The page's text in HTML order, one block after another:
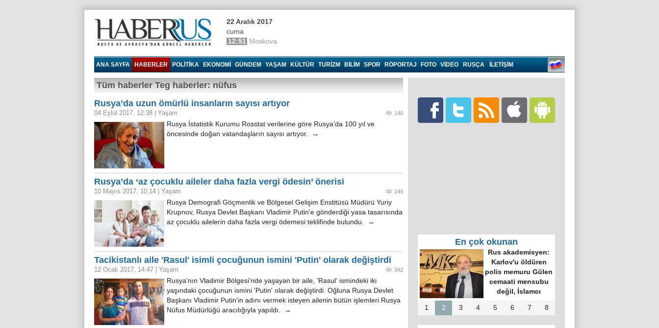
22 Aralık 2017
cuma
12:51 Moskova
ANA SAYFA HABERLER POLITIKA EKONOMI GÜNDEM YAŞAM KÜLTÜR TURIZM BILIM SPOR RÖPORTAJ FOTO VIDEO RUSÇA İLETİŞİM
Tüm haberler Teg haberler: nüfus
Rusya’da uzun ömürlü insanların sayısı artıyor
04 Eylül 2017, 12:38 Yaşam 140
Rusya İstatistik Kurumu Rosstat verilerine göre Rusya’da 100 yıl ve
öncesinde doğan vatandaşların sayısı artıyor. →
Rusya’da ‘az çocuklu aileler daha fazla vergi ödesin’ önerisi
10 Mayıs 2017, 10:14 Yaşam 149
Rusya Demografi Göçmenlik ve Bölgesel Gelişim Enstitüsü Müdürü Yuriy
Krupnov, Rusya Devlet Başkanı Vladimir Putin’e gönderdiği yasa tasarısında
az çocuklu ailelerin daha fazla vergi ödemesi teklifinde bulundu. →
Tacikistanlı aile 'Rasul' isimli çocuğunun ismini 'Putin' olarak değiştirdi
12 Ocak 2017, 14:47 Yaşam 342
Rusya'nın Vladimir Bölgesi'nde yaşayan bir aile, 'Rasul' ismindeki iki
yaşındaki çocuğunun ismini 'Putin' olarak değiştirdi. Oğluna Rusya Devlet
Başkanı Vladimir Putin'in adını vermek isteyen ailenin bütün işlemleri Rusya
Nüfus Müdürlüğü aracılığıyla yapıldı. →
En çok okunan
Rus akademisyen:
Karlov'u öldüren
polis memuru Gülen
cemaati mensubu
değil, İslamcı
1 2 3 4 5 6 7 8